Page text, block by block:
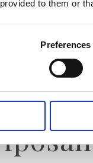
to them or
Preferences
poi sei in
per una